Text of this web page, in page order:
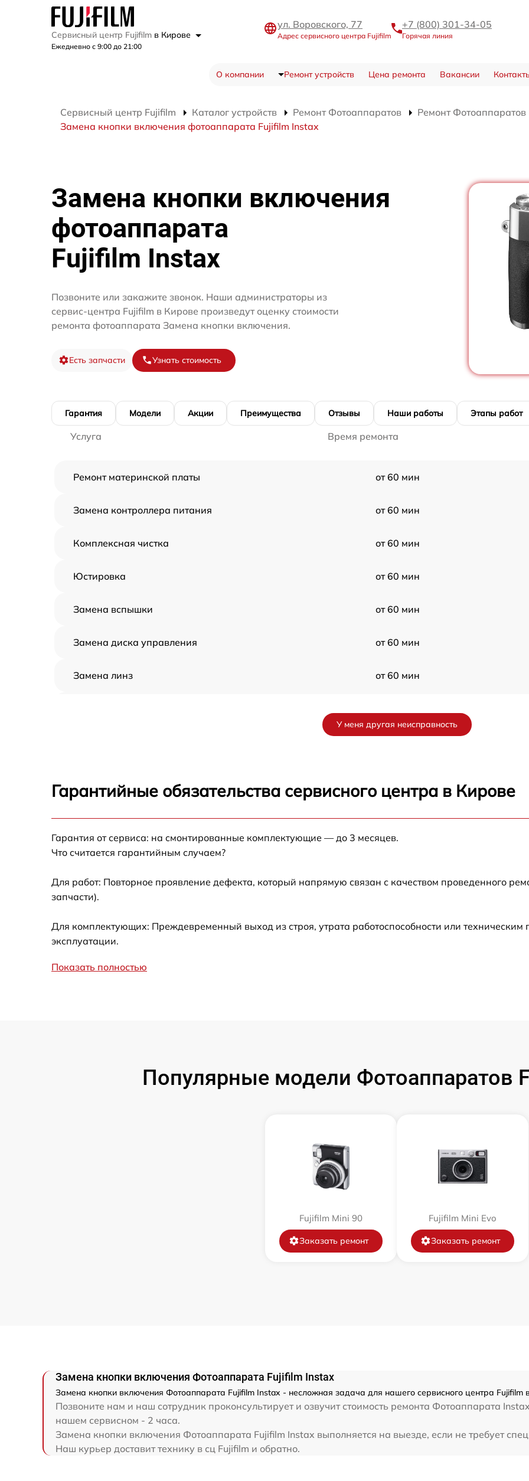
Сервисный центр Fujifilm в Кирове
Ежедневно с 9:00 до 21:00
ул. Воровского, 77
Адрес сервисного центра Fujifilm
+7 (800) 301-34-05
Горячая линия
О компании Ремонт устройств Цена ремонта Вакансии
Сервисный центр Fujifilm Каталог устройств Ремонт Фотоаппаратов
Ремонт Фотоаппаратов
Замена кнопки включения фотоаппарата Fujifilm Instax
Замена кнопки включения
фотоаппарата
Fujifilm Instax
Позвоните или закажите звонок. Наши администраторы из
сервис-центра Fujifilm в Кирове произведут оценку стоимости
ремонта фотоаппарата Замена кнопки включения.
Есть запчасти Узнать стоимость
Гарантия Модели Акции Преимущества Отзывы Наши работы Этапы работ
Услуга Время ремонта
Ремонт материнской платы от 60 мин
Замена контроллера питания от 60 мин
Комплексная чистка от 60 мин
Юстировка от 60 мин
Замена вспышки от 60 мин
Замена диска управления от 60 мин
Замена линз от 60 мин
Замена дисплея (экрана) от 60 мин
Замена затвора
Замена материнской платы
Чистка CCD/CMOS матрицы от 60 мин
от 60 мин
У меня другая неисправность
Гарантийные обязательства сервисного центра в Кирове
Гарантия от сервиса: на смонтированные комплектующие — до 3 месяцев.
Что считается гарантийным случаем?
Для работ: Повторное проявление дефекта, который напрямую связан с качеством проведенного
запчасти).
Для комплектующих: Преждевременный выход из строя, утрата работоспособности или
эксплуатации.
Показать полностью
Популярные модели Фотоаппаратов
Fujifilm Mini 90
Заказать ремонт
Fujifilm Mini Evo
Заказать ремонт
Замена кнопки включения Фотоаппарата Fujifilm Instax
Замена кнопки включения Фотоаппарата Fujifilm Instax - несложная задача для нашего сервисного центра Fujifilm
Позвоните нам и наш сотрудник проконсультирует и озвучит стоимость ремонта Фотоаппарата
нашем сервисном - 2 часа.
Замена кнопки включения Фотоаппарата Fujifilm Instax выполняется на выезде, если не требует
Наш курьер доставит технику в сц Fujifilm и обратно.